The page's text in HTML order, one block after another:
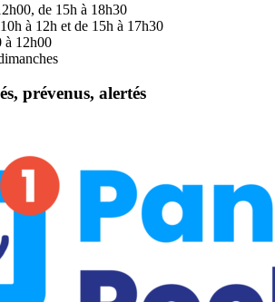
de 15h à 18h30
à 12h et de 15h à 17h30
à 12h00
prévenus, alertés